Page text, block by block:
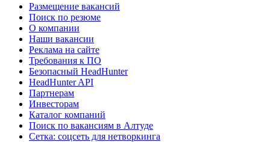
Размещение вакансий
Поиск по резюме
О компании
Наши вакансии
Реклама на сайте
Требования к ПО
Безопасный HeadHunter
HeadHunter API
Партнерам
Инвесторам
Каталог компаний
Поиск по вакансиям в Алтуде
Сетка: соцсеть для нетворкинга